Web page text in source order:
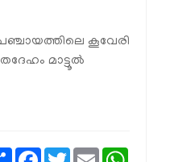
കൂവേരി
മാട്ടൂല്‍
ShareFacebook
TwitterEmail